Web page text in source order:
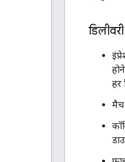
डिलीवरी
हर
मैच